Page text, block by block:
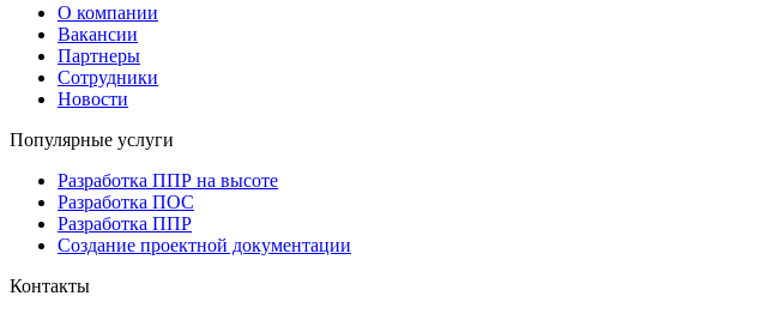
О компании
Вакансии
Партнеры
Сотрудники
Новости
Популярные услуги
Разработка ППР на высоте
Разработка ПОС
Разработка ППР
Создание проектной документации
Контакты